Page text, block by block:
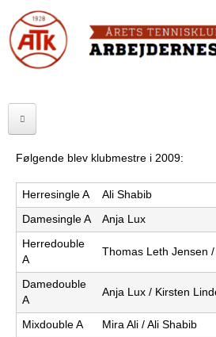
to
main
b
e
FORSIDE
JUNIOR
MOTIONISTER
TURNERINGER
RANGLISTER
Følgende blev klubmestre i 2009:
Herresingle A Ali Shabib
Damesingle A Anja Lux
Herredouble
A
Thomas Leth Jensen
Damedouble
A
Anja Lux / Kirsten
Mixdouble A Mira Ali / Ali Shabib